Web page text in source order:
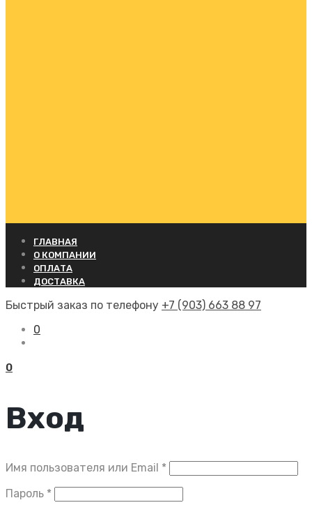
ГЛАВНАЯ
О КОМПАНИИ
ОПЛАТА
ДОСТАВКА
Быстрый заказ по телефону +7 (903) 663 88 97
0
0
Вход
Имя пользователя или Email *
Пароль *